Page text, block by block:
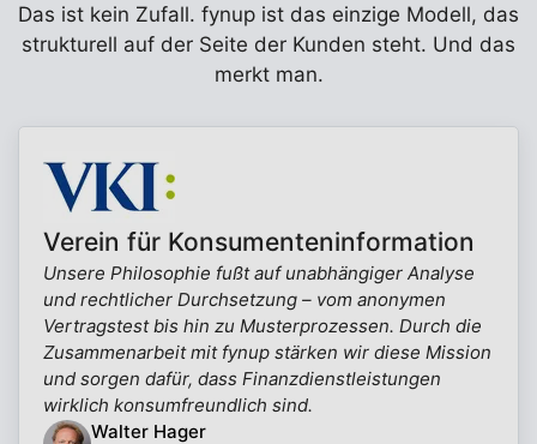
Das ist kein Zufall. fynup ist das einzige Modell, das
strukturell auf der Seite der Kunden steht. Und das
merkt man.
Verein für Konsumenteninformation
Unsere Philosophie fußt auf unabhängiger Analyse
und rechtlicher Durchsetzung – vom anonymen
Vertragstest bis hin zu Musterprozessen. Durch die
Zusammenarbeit mit fynup stärken wir diese Mission
und sorgen dafür, dass Finanzdienstleistungen
wirklich konsumfreundlich sind.
Walter Hager